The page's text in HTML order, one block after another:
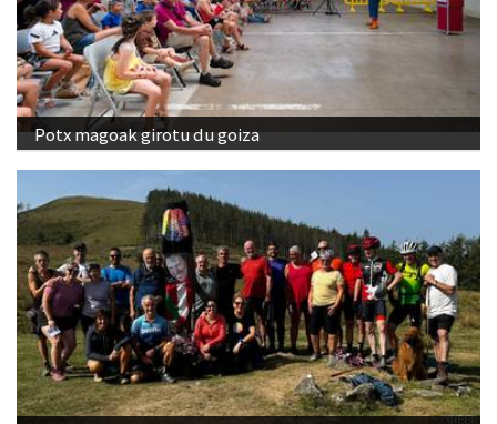
Potx magoak girotu du goiza